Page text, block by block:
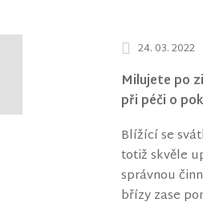
24. 03. 2022
Milujete po
při péči o
Blížící se
totiž skvěle
správnou
břízy zase